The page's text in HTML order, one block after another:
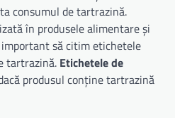
consumul de tartrazină.
în produsele alimentare și
să citim etichetele
tartrazină. Etichetele de
produsul conține tartrazină